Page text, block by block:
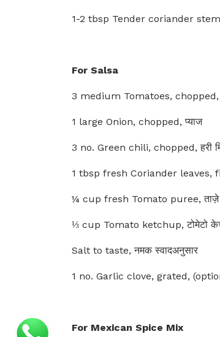
1-2 tbsp Tender coriander
For Salsa
3 medium Tomatoes, chopped,
1 large Onion, chopped, प्याज
3 no. Green chili, chopped, हरी
1 tbsp fresh Coriander leaves,
¼ cup fresh Tomato puree, ताज़े
⅓ cup Tomato ketchup, टोमेटो
Salt to taste, नमक स्वादअनुसार
1 no. Garlic clove, grated,
For Mexican Spice Mix